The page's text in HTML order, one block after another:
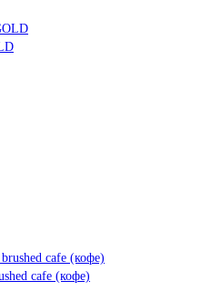
cafe (кофе)